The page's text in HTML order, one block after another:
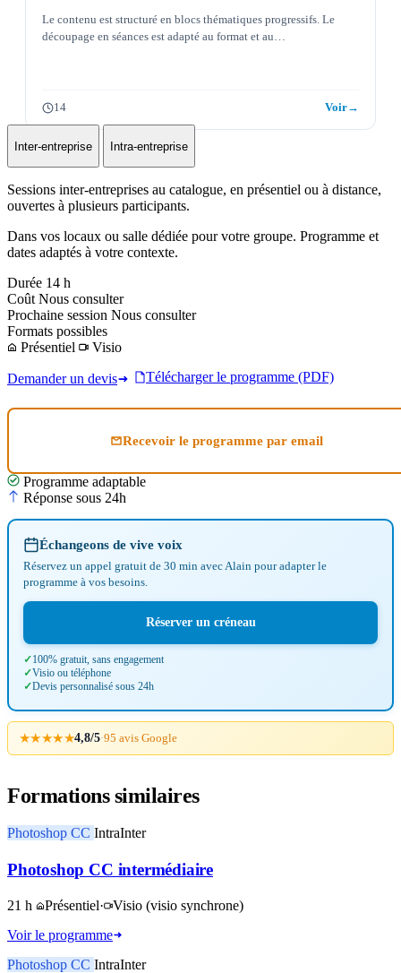
Le contenu est structuré en blocs thématiques progressifs. Le
découpage en séances est adapté au format et au…
14 Voir→
Inter-entreprise Intra-entreprise
Sessions inter-entreprises au catalogue, en présentiel ou à distance,
ouvertes à plusieurs participants.
Dans vos locaux ou salle dédiée pour votre groupe. Programme et
dates adaptés à votre contexte.
Durée 14 h
Coût Nous consulter
Prochaine session Nous consulter
Formats possibles
Présentiel
Visio
Demander un devis Télécharger le programme (PDF)
Recevoir le programme par email
Programme adaptable
Réponse sous 24h
Échangeons de vive voix
Réservez un appel gratuit de 30 min avec Alain pour adapter le
programme à vos besoins.
Réserver un créneau
100% gratuit, sans engagement
Visio ou téléphone
Devis personnalisé sous 24h
★★★★★4,8/5·95 avis Google
Formations similaires
Photoshop CC IntraInter
Photoshop CC intermédiaire
21 h Présentiel· Visio (visio synchrone)
Voir le programme
Photoshop CC IntraInter